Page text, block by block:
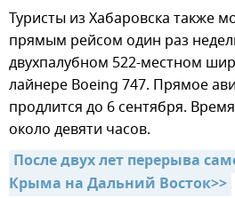
Туристы из Хабаровска также
прямым рейсом один раз
двухпалубном 522-местном
лайнере Boeing 747. Прямое
продлится до 6 сентября.
около девяти часов.
После двух лет перерыва
Крыма на Дальний Восток>>